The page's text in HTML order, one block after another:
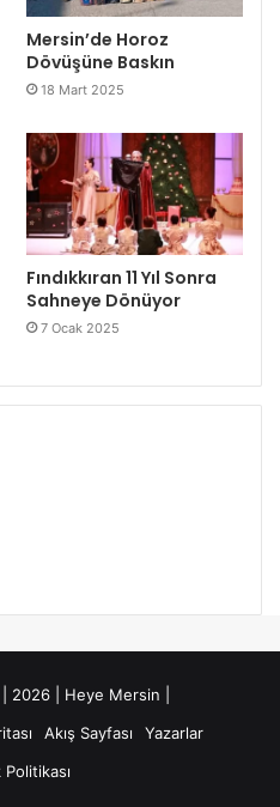
Mersin’de Horoz
Dövüşüne Baskın
18 Mart 2025
Fındıkkıran 11 Yıl Sonra
Sahneye Dönüyor
7 Ocak 2025
| 2026 | Heye Mersin |
Akış Sayfası
Yazarlar